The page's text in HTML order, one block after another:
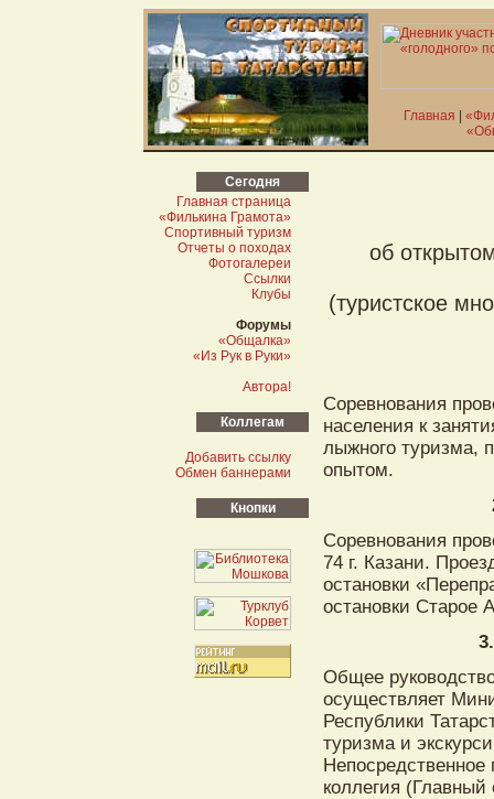
Главная
Сегодня
Главная страница
«Филькина Грамота»
Спортивный туризм
Отчеты о походах
Фотогалереи
Ссылки
Клубы
Форумы
«Общалка»
«Из Рук в Руки»
Автора!
Коллегам
Добавить ссылку
Обмен баннерами
Кнопки
об
(туристское
Соревнования
населения к
лыжного туризма,
опытом.
Соревнования
74 г. Казани.
остановки
остановки Старое
Общее
осуществляет
Республики
туризма и
Непосредственное
коллегия